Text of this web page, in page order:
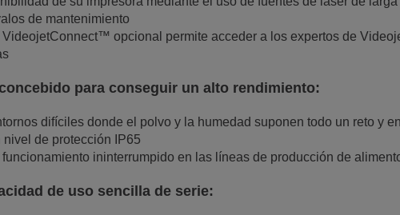
de mantenimiento
VideojetConnect™ opcional permite acceder a los expertos de
para conseguir un alto rendimiento:
difíciles donde el polvo y la humedad suponen todo un reto y
de protección IP65
ininterrumpido en las líneas de producción de
de uso sencilla de serie: